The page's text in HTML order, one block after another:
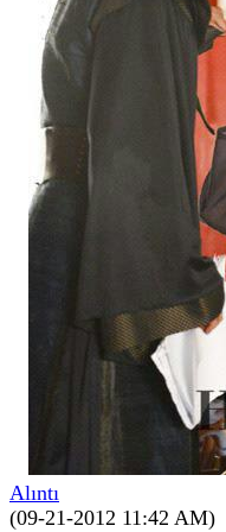
Alıntı
(09-21-2012 11:42 AM)